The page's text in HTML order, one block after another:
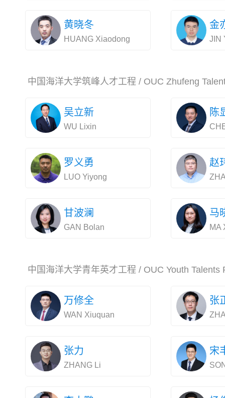
黄晓冬
HUANG Xiaodong
金
JIN
中国海洋大学筑峰人才工程 / OUC Zhufeng
吴立新
WU Lixin
陈
罗义勇
LUO Yiyong
赵
甘波澜
GAN Bolan
马
MA
中国海洋大学青年英才工程 / OUC Youth Talents
万修全
WAN Xiuquan
张
张力
ZHANG Li
宋